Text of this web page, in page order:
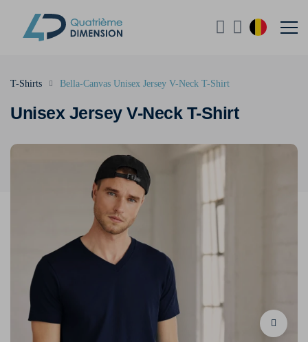
Unisex Jersey V-Neck T-Shirt
T-Shirts Bella-Canvas Unisex Jersey V-Neck T-Shirt